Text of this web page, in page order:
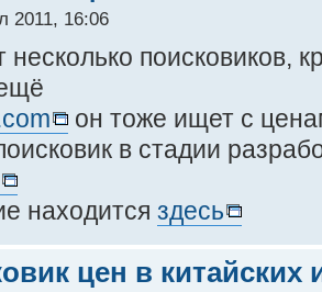
2011, 16:06
поисковиков,
он тоже ищет с
в стадии
находится здесь
цен в китайских